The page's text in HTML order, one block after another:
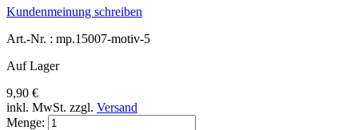
Kundenmeinung schreiben
Art.-Nr. : mp.15007-motiv-5
Auf Lager
9,90 €
inkl. MwSt. zzgl. Versand
Menge: